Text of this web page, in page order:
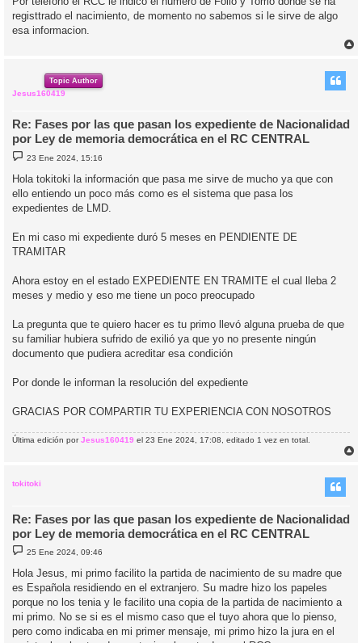
registtrado el nacimiento, de momento no sabemos si le sirve de algo
esa informacion.
Topic Author
Jesus160419
Re: Fases por las que pasan los expediente de Nacionalidad
por Ley de memoria democrática en el RC CENTRAL
M
e
n
s
a
e
23 Ene 2024, 15:16
Hola tokitoki la información que pasa me sirve de mucho ya que con
ello entiendo un poco más como es el sistema que pasa los
expedientes de LMD.
En mi caso mi expediente duró 5 meses en PENDIENTE DE
TRAMITAR
Ahora estoy en el estado EXPEDIENTE EN TRAMITE el cual lleba 2
meses y medio y eso me tiene un poco preocupado
La pregunta que te quiero hacer es tu primo llevó alguna prueba de que
su familiar hubiera sufrido de exilió ya que yo no presente ningún
documento que pudiera acreditar esa condición
Por donde le informan la resolución del expediente
GRACIAS POR COMPARTIR TU EXPERIENCIA CON NOSOTROS
Última edición porJesus160419 el 23 Ene 2024, 17:08, editado 1 vez en total.
tokitoki
Re: Fases por las que pasan los expediente de Nacionalidad
por Ley de memoria democrática en el RC CENTRAL
M
e
n
s
a
e
25 Ene 2024, 09:46
Hola Jesus, mi primo facilito la partida de nacimiento de su madre que
es Española residiendo en el extranjero. Su madre hizo los papeles
porque no los tenia y le facilito una copia de la partida de nacimiento a
mi primo. No se si es el mismo caso que el tuyo ahora que lo pienso,
pero como indicaba en mi primer mensaje, mi primo hizo la jura en el